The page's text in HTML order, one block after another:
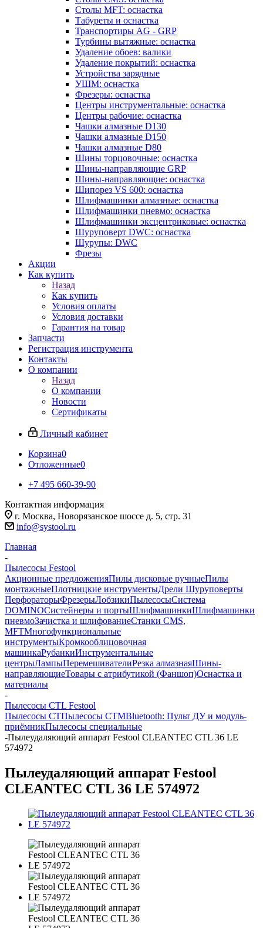
Столы MFT: оснастка
Табуреты и оснастка
Транспортиры AG - GRP
Турбины вытяжные: оснастка
Удаление обоев: валики
Удаление покрытий: оснастка
Устройства зарядные
УШМ: оснастка
Фрезеры: оснастка
Центры инструментальные: оснастка
Центры рабочие: оснастка
Чашки алмазные D130
Чашки алмазные D150
Чашки алмазные D80
Шины торцовочные: оснастка
Шины-направляющие GRP
Шины-направляющие: оснастка
Шипорез VS 600: оснастка
Шлифмашинки алмазные: оснастка
Шлифмашинки пневмо: оснастка
Шлифмашинки эксцентриковые: оснастка
Шуруповерт DWC: оснастка
Шурупы: DWC
Фрезы
Акции
Как купить
Назад
Как купить
Условия оплаты
Условия доставки
Гарантия на товар
Запчасти
Регистрация инструмента
Контакты
О компании
Назад
О компании
Новости
Сертификаты
Личный кабинет
Корзина0
Отложенные0
+7 495 660-39-90
Контактная информация
г. Москва, Новорязанское шоссе д. 5, стр. 31
info@systool.ru
Главная
-
Пылесосы Festool
Акционные предложенияПилы дисковые ручныеПилы
монтажныеПлотницкие инструментыДрели Шуруповерты
ПерфораторыФрезерыЛобзикиПылесосыСистема
DOMINOСистейнеры и портыШлифмашинкиШлифмашинки
пневмоЗачистка и шлифованиеСтанки CMS,
MFTМногофункциональные
инструментыКромкооблицовочная
машинкаРубанкиИнструментальные
центрыЛампыПеремешивателиРезка алмазнаяШины-
направляющиеТовары с атрибутикой (Фаншоп)Оснастка и
материалы
-
Пылесосы CTL Festool
Пылесосы CTПылесосы CTMBluetooth: Пульт ДУ и модуль-
приёмникПылесосы специальные
-Пылеудаляющий аппарат Festool CLEANTEC CTL 36 LE
574972
Пылеудаляющий аппарат Festool
CLEANTEC CTL 36 LE 574972